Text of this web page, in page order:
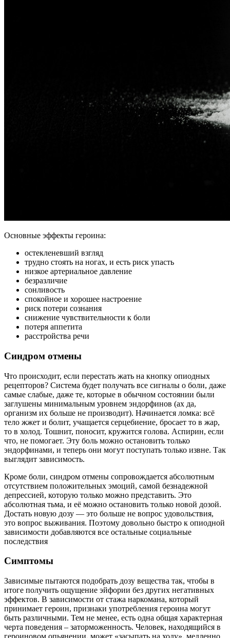
Основные эффекты героина:
остекленевший взгляд
трудно стоять на ногах, и есть риск упасть
низкое артериальное давление
безразличие
сонливость
спокойное и хорошее настроение
риск потери сознания
снижение чувствительности к боли
потеря аппетита
расстройства речи
Синдром отмены
Что происходит, если перестать жать на кнопку опиодных
рецепторов? Система будет получать все сигналы о боли, даже
самые слабые, даже те, которые в обычном состоянии были
заглушены минимальным уровнем эндорфинов (ах да,
организм их больше не производит). Начинается ломка: всё
тело жжет и болит, учащается серцебиение, бросает то в жар,
то в холод. Тошнит, поносит, кружится голова. Аспирин, если
что, не помогает. Эту боль можно остановить только
эндорфинами, и теперь они могут поступать только извне. Так
выглядит зависимость.
Кроме боли, синдром отмены сопровождается абсолютным
отсутствием положительных эмоций, самой безнадежной
депрессией, которую только можно представить. Это
абсолютная тьма, и её можно остановить только новой дозой.
Достать новую дозу — это больше не вопрос удовольствия,
это вопрос выживания. Поэтому довольно быстро к опиодной
зависимости добавляются все остальные социальные
последствия
Симптомы
Зависимые пытаются подобрать дозу вещества так, чтобы в
итоге получить ощущение эйфории без других негативных
эффектов. В зависимости от стажа наркомана, который
принимает героин, признаки употребления героина могут
быть различными. Тем не менее, есть одна общая характерная
черта поведения – заторможенность. Человек, находящийся в